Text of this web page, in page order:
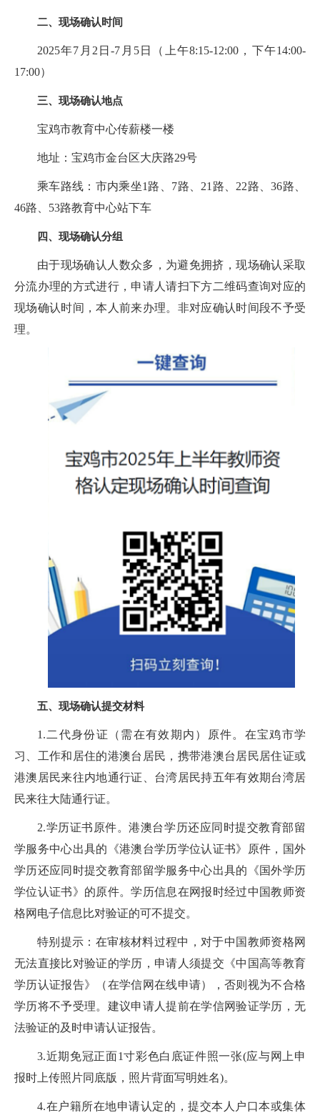
二、现场确认时间
2025年7月2日-7月5日（上午8:15-12:00，下午14:00-
17:00）
三、现场确认地点
宝鸡市教育中心传薪楼一楼
地址：宝鸡市金台区大庆路29号
乘车路线：市内乘坐1路、7路、21路、22路、36路、
46路、53路教育中心站下车
四、现场确认分组
由于现场确认人数众多，为避免拥挤，现场确认采取
分流办理的方式进行，申请人请扫下方二维码查询对应的
现场确认时间，本人前来办理。非对应确认时间段不予受
理。
五、现场确认提交材料
1.二代身份证（需在有效期内）原件。在宝鸡市学
习、工作和居住的港澳台居民，携带港澳台居民居住证或
港澳居民来往内地通行证、台湾居民持五年有效期台湾居
民来往大陆通行证。
2.学历证书原件。港澳台学历还应同时提交教育部留
学服务中心出具的《港澳台学历学位认证书》原件，国外
学历还应同时提交教育部留学服务中心出具的《国外学历
学位认证书》的原件。学历信息在网报时经过中国教师资
格网电子信息比对验证的可不提交。
特别提示：在审核材料过程中，对于中国教师资格网
无法直接比对验证的学历，申请人须提交《中国高等教育
学历认证报告》（在学信网在线申请），否则视为不合格
学历将不予受理。建议申请人提前在学信网验证学历，无
法验证的及时申请认证报告。
3.近期免冠正面1寸彩色白底证件照一张(应与网上申
报时上传照片同底版，照片背面写明姓名)。
4.在户籍所在地申请认定的，提交本人户口本或集体